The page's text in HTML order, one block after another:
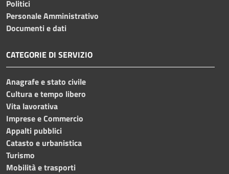
Politici
Personale Amministrativo
Documenti e dati
CATEGORIE DI SERVIZIO
Anagrafe e stato civile
Cultura e tempo libero
Vita lavorativa
Imprese e Commercio
Appalti pubblici
Catasto e urbanistica
Turismo
Mobilità e trasporti